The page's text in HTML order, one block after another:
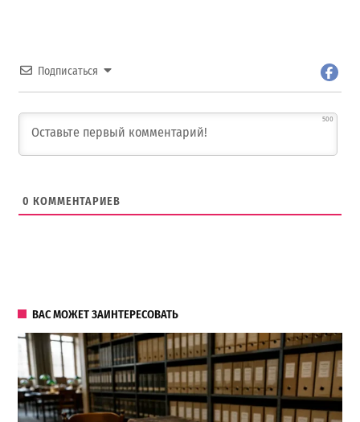
Подписаться
500
0 КОММЕНТАРИЕВ
ВАС МОЖЕТ ЗАИНТЕРЕСОВАТЬ